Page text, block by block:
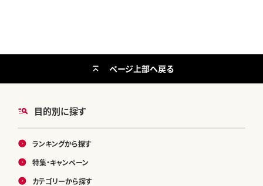
目的別に探す
ランキングから探す
特集・キャンペーン
カテゴリーから探す
ページ上部へ戻る